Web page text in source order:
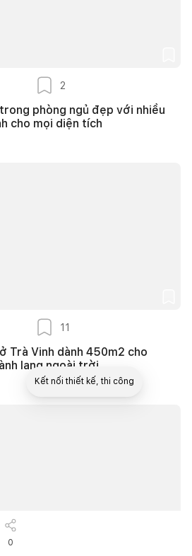
2
phòng ngủ đẹp với nhiều
cho mọi diện tích
11
Trà Vinh dành 450m2 cho
lang ngoài trời
0
Kết nối thiết kế, thi công